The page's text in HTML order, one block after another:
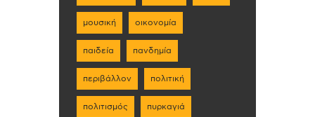
μουσική οικονομία
παιδεία πανδημία
περιβάλλον πολιτική
πολιτισμός πυρκαγιά